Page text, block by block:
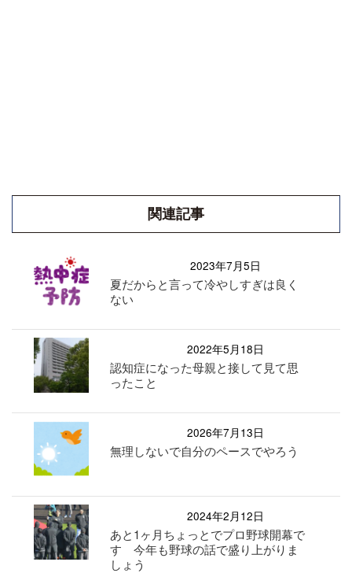
関連記事
2023年7月5日
夏だからと言って冷やしすぎは良く
ない
2022年5月18日
認知症になった母親と接して見て思
ったこと
2026年7月13日
無理しないで自分のペースでやろう
2024年2月12日
あと1ヶ月ちょっとでプロ野球開幕で
す 今年も野球の話で盛り上がりま
しょう